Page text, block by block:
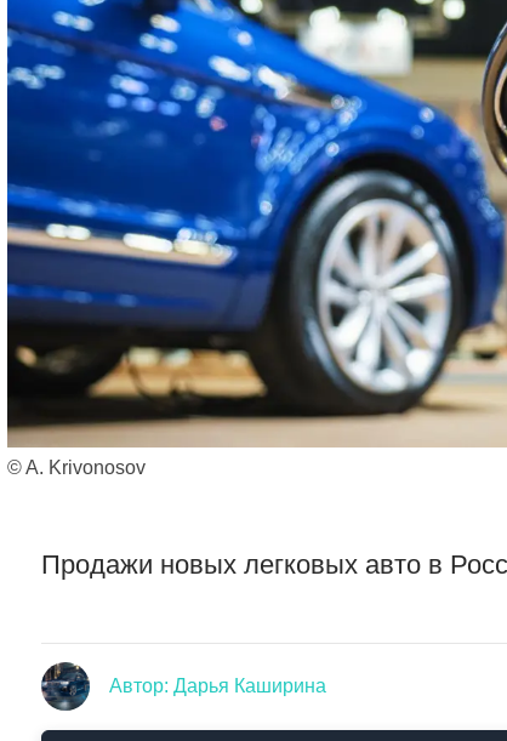
© A. Krivonosov
Продажи новых легковых авто в
Автор: Дарья Каширина